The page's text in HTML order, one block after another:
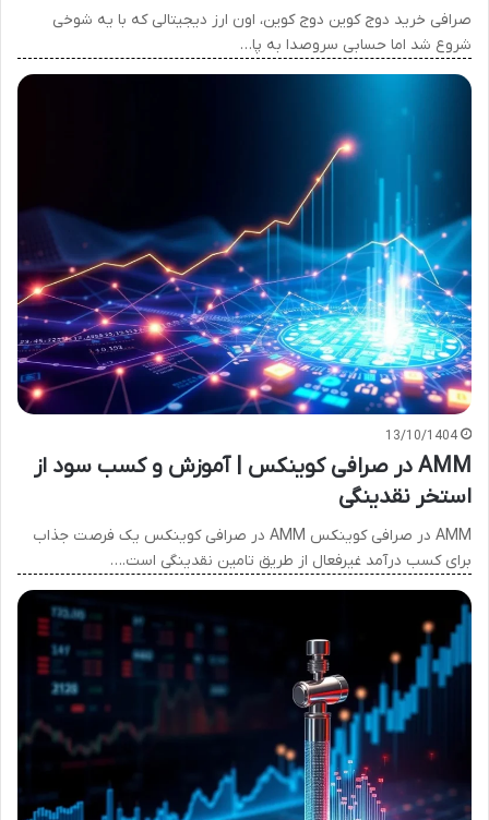
صرافی خرید دوج کوین دوج کوین، اون ارز دیجیتالی که با یه شوخی
شروع شد اما حسابی سروصدا به پا…
13/10/1404
AMM در صرافی کوینکس | آموزش و کسب سود از
استخر نقدینگی
AMM در صرافی کوینکس AMM در صرافی کوینکس یک فرصت جذاب
برای کسب درآمد غیرفعال از طریق تامین نقدینگی است.…